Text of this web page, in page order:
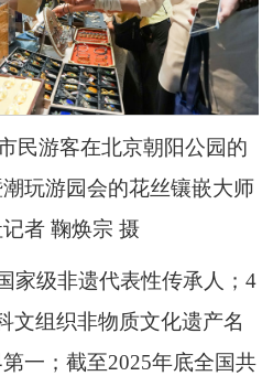
民游客在北京朝阳公园的
玩游园会的花丝镶嵌大师
者 鞠焕宗 摄
家级非遗代表性传承人；4
文组织非物质文化遗产名
一；截至2025年底全国共